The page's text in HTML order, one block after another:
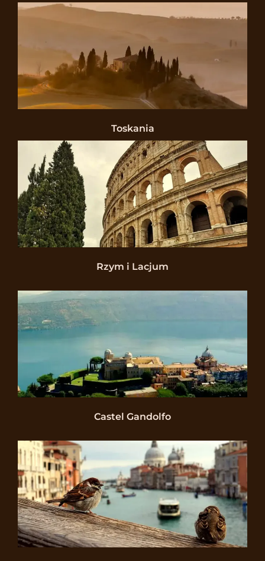
Toskania
Rzym i Lacjum
Castel Gandolfo